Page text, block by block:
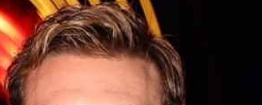
Stars
Filme & Serien